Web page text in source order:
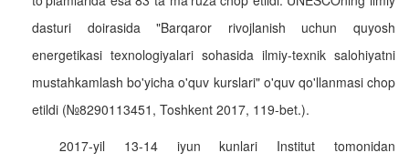
dasturi doirasida "Barqaror rivojlanish uchun quyosh
energetikasi texnologiyalari sohasida ilmiy-texnik salohiyatni
mustahkamlash bo'yicha o'quv kurslari" o'quv qo'llanmasi chop
etildi (№8290113451, Toshkent 2017, 119-bet.).
2017-yil 13-14 iyun kunlari Institut tomonidan